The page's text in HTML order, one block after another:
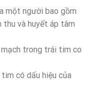
một người bao gồm
thu và huyết áp tâm
trong trái tim co
có dấu hiệu của